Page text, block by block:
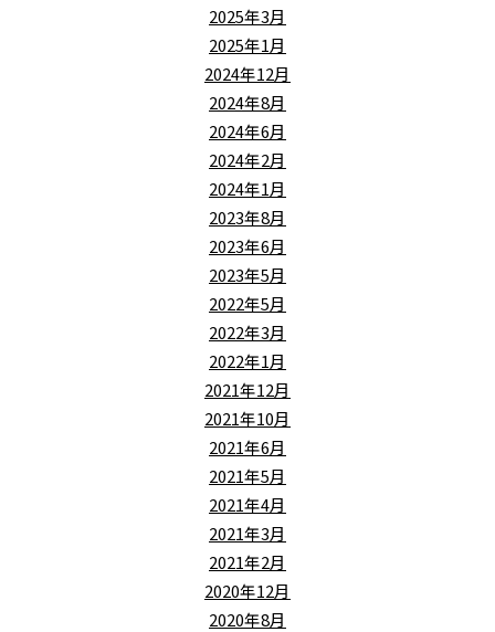
2025年3月
2025年1月
2024年12月
2024年8月
2024年6月
2024年2月
2024年1月
2023年8月
2023年6月
2023年5月
2022年5月
2022年3月
2022年1月
2021年12月
2021年10月
2021年6月
2021年5月
2021年4月
2021年3月
2021年2月
2020年12月
2020年8月